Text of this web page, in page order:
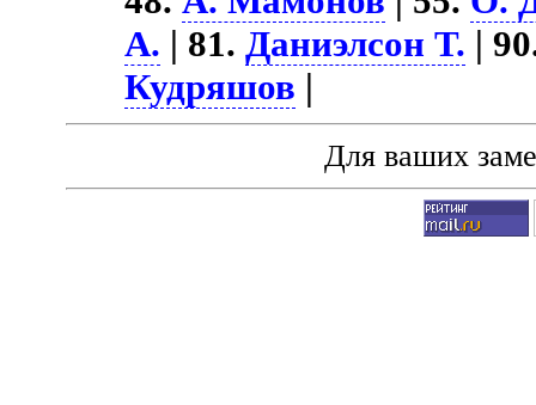
А. | 81.Даниэлсон Т. |
Кудряшов |
Для ваших